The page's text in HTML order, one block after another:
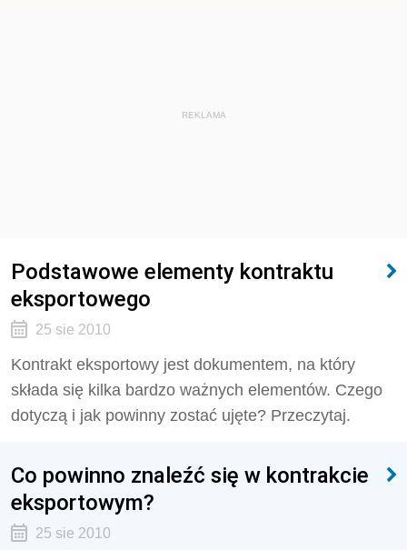
REKLAMA
Podstawowe elementy kontraktu
eksportowego
25 sie 2010
Kontrakt eksportowy jest dokumentem, na który
składa się kilka bardzo ważnych elementów. Czego
dotyczą i jak powinny zostać ujęte? Przeczytaj.
Co powinno znaleźć się w kontrakcie
eksportowym?
25 sie 2010